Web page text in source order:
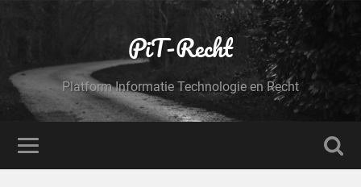
PiT-Recht
Platform Informatie Technologie en Recht